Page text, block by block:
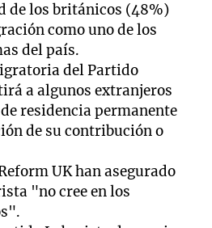
de los británicos (48%)
como uno de los
del país.
del Partido
a algunos extranjeros
residencia permanente
de su contribución o
UK han asegurado
"no cree en los